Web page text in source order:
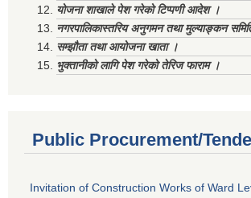
योजना शाखाले पेश गरेको टिप्पणी आदेश ।
नगरपालिकास्तरिय अनुगमन तथा मुल्याङ्कन
सम्झौता तथा आयोजना खाता ।
भुक्तानीको लागि पेश गरेको तेरिज फाराम ।
Public Procurement/
Invitation of Construction Works of Ward